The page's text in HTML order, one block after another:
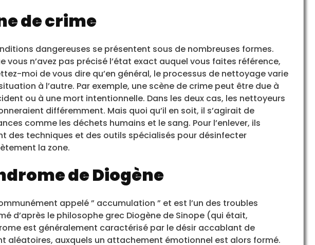
de crime
dangereuses se présentent sous de nombreuses formes.
vous n’avez pas précisé l’état exact auquel vous faites référence,
moi de vous dire qu’en général, le processus de nettoyage varie
à l’autre. Par exemple, une scène de crime peut être due à
ou à une mort intentionnelle. Dans les deux cas, les nettoyeurs
différemment. Mais quoi qu’il en soit, il s’agirait de
comme les déchets humains et le sang. Pour l’enlever, ils
des techniques et des outils spécialisés pour désinfecter
la zone.
de Diogène
appelé ” accumulation ” et est l’un des troubles
d’après le philosophe grec Diogène de Sinope (qui était,
est généralement caractérisé par le désir accablant de
aléatoires, auxquels un attachement émotionnel est alors formé.